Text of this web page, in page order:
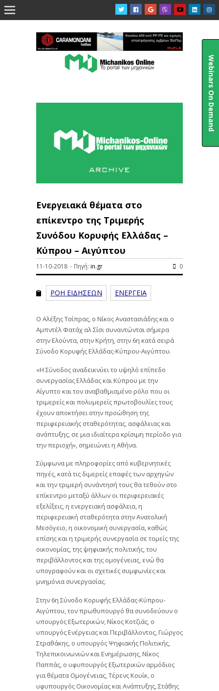

Ενεργειακά θέματα στο
επίκεντρο της Τριμερής
Συνόδου Κορυφής Ελλάδας –
Κύπρου – Αιγύπτου
11-10-2018 - Πηγή: in.gr 0
ΡΟΗ ΕΙΔΗΣΕΩΝ ΕΝΕΡΓΕΙΑ
Ο Αλέξης Τσίπρας, ο Νίκος Αναστασιάδης και ο
Αμπντέλ Φατάχ αλ Σίσι συναντώνται σήμερα
στην Ελούντα, στην Κρήτη, στην 6η κατά σειρά
Σύνοδο Κορυφής Ελλάδας-Κύπρου-Αιγύπτου.
«Η Σύνοδος αναδεικνύει το υψηλό επίπεδο
συνεργασίας Ελλάδας και Κύπρου με την
Αίγυπτο και τον αναβαθμισμένο ρόλο που οι
τριμερείς και πολυμερείς πρωτοβουλίες τους
έχουν αποκτήσει στην προώθηση της
περιφερειακής σταθερότητας, ασφάλειας και
ανάπτυξης, σε μια ιδιαίτερα κρίσιμη περίοδο για
την περιοχή», σημειώνει η Αθήνα.
Σύμφωνα με πληροφορίες από κυβερνητικές
πηγές, κατά τις διμερείς επαφές των αρχηγών
και την τριμερή συνάντησή τους θα τεθούν στο
επίκεντρο μεταξύ άλλων οι περιφερειακές
εξελίξεις, η ενεργειακή ασφάλεια, η
περιφερειακή σταθερότητα στην Ανατολική
Μεσόγειο, η οικονομική συνεργασία, καθώς
επίσης και η τριμερής συνεργασία σε τομείς της
οικονομίας, της ψηφιακής πολιτικής, του
περιβάλλοντος και της ομογένειας, ενώ θα
υπογραφούν και οι σχετικές συμφωνίες και
μνημόνια συνεργασίας.
Στην 6η Σύνοδο Κορυφής Ελλάδας-Κύπρου-
Αιγύπτου, τον πρωθυπουργό θα συνοδεύουν ο
υπουργός Εξωτερικών, Νίκος Κοτζιάς, ο
υπουργός Ενέργειας και Περιβάλλοντος, Γιώργος
Στραθάκης, ο υπουργός Ψηφιακής Πολιτικής,
Τηλεπικοινωνιών και Ενημέρωσης, Νίκος
Παππάς, ο υφυπουργός Εξωτερικών αρμόδιος
για θέματα Ομογένειας, Τέρενς Κουίκ, ο
υφυπουργός Οικονομίας και Ανάπτυξης, Στάθης
Webinars On Demand